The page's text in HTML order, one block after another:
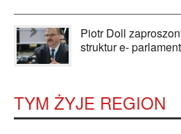
Piotr Doll
struktur e-
TYM ŻYJE REGION